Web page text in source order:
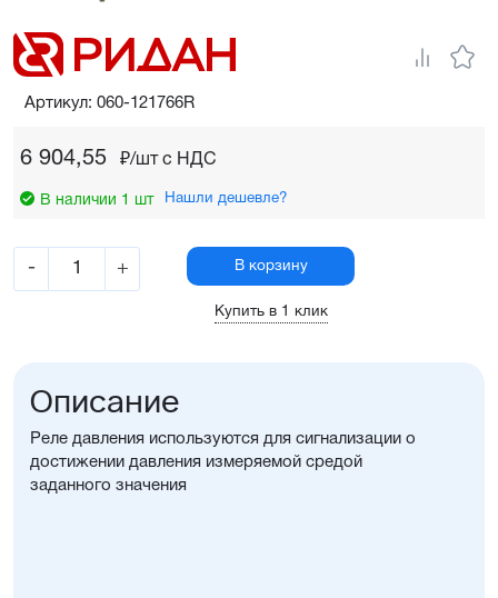
6 904,55 ₽/шт c НДС
В наличии 1 шт Нашли дешевле?
- + В корзину
Купить в 1 клик
Артикул: 060-121766R
Описание
Реле давления используются для сигнализации о
достижении давления измеряемой средой
заданного значения